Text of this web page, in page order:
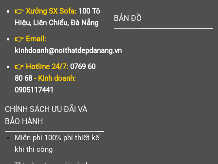
👉 Xưởng SX Sofa:100 Tô
Hiệu, Liên Chiểu, Đà Nẵng
👉 Email:
kinhdoanh@noithatdepdanang.vn
👉 Hotline 24/7:0769 60
80 68- Kinh doanh:
0905117441
CHÍNH SÁCH ƯU ĐÃI VÀ
BẢO HÀNH
Miễn phí 100% phí thiết kế
khi thi công
BẢN ĐỒ